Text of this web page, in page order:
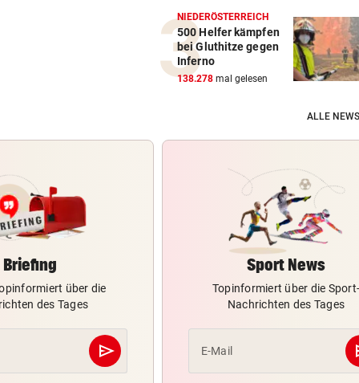
NIEDERÖSTERREICH
500 Helfer kämpfen
bei Gluthitze gegen
Inferno
138.278 mal gelesen
ALLE
Briefing
über die
des Tages
send
Abschicken
Sport News
Topinformiert über die Sport-
Nachrichten des Tages
E-Mail